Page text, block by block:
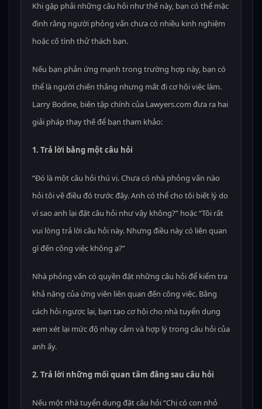
Khi gặp phải những câu hỏi như thế này, bạn có thể mặc
định rằng người phỏng vấn chưa có nhiều kinh nghiệm
hoặc cố tình thử thách bạn.
Nếu bạn phản ứng mạnh trong trường hợp này, bạn có
thể là người chiến thắng nhưng mất đi cơ hội việc làm.
Larry Bodine, biên tập chính của Lawyers.com đưa ra hai
giải pháp thay thế để bạn tham khảo:
1. Trả lời bằng một câu hỏi
“Đó là một câu hỏi thú vị. Chưa có nhà phỏng vấn nào
hỏi tôi về điều đó trước đây. Anh có thể cho tôi biết lý do
vì sao anh lại đặt câu hỏi như vậy không?” hoặc “Tôi rất
vui lòng trả lời câu hỏi này. Nhưng điều này có liên quan
gì đến công việc không ạ?”
Nhà phỏng vấn có quyền đặt những câu hỏi để kiểm tra
khả năng của ứng viên liên quan đến công việc. Bằng
cách hỏi ngược lại, bạn tạo cơ hội cho nhà tuyển dụng
xem xét lại mức độ nhạy cảm và hợp lý trong câu hỏi của
anh ấy.
2. Trả lời những mối quan tâm đằng sau câu hỏi
Nếu một nhà tuyển dụng đặt câu hỏi “Chị có con nhỏ